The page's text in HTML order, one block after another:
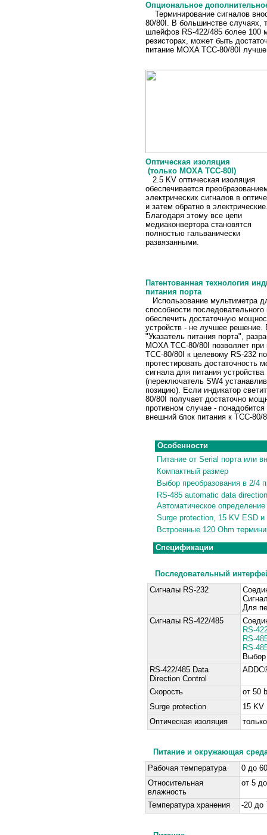
Опциональное
Терминирование сигналов
80/80I. В большинстве случаях,
шлейфов RS-422/485 более 100
резисторах, может быть
питание MOXA TCC-80/80I
Оптическая изоляция
(только MOXA TCC-80I)
2.5 KV оптическая изоляция
обеспечивается
электрических сигналов в
и затем обратно в
Благодаря этому все цепи
медиаконвертора становятся
полностью гальванически
развязанными.
Патентованная технология
питания порта
Использование мультиметра
способности последовательного
обеспечить достаточную
устройств - не лучшее решение.
"Указатель питания порта",
MOXA TCC-80/80I позволяет
TCC-80/80I к целевому RS-232
протестировать достаточность
сигнала для питания устройства
(переключатель SW4
позицию). Если индикатор
80/80I получает достаточно
противном случае -
внешний блок питания к TCC-80/
Особенности
Питание от Serial порта или
Компактный размер
Выбор преобразования в 2/4
RS-485 automatic data
Автоматическое
Surge protection, 15 KV ESD и
Встроенные 120 Ohm
Спецификации
Последовательный
Сигналы RS-232
Для
Сигналы RS-422/485
RS-
RS-
RS-
RS-422/485 Data
Direction Control
Скорость
от 50
Surge protection
15 KV
Оптическая изоляция
Питание и окружающая
Рабочая температура
0 до
Относительная
влажность
от 5
Температура хранения -20 до